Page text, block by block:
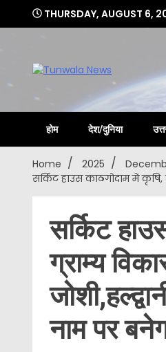
THURSDAY, AUGUST 6,
Uttarakhand Hindi News
होम देश/दुनिया
Home 2025
सर्किट हाउस काठगोदाम में कृषि,
सर्किट
ग्राम्य
नाम पर